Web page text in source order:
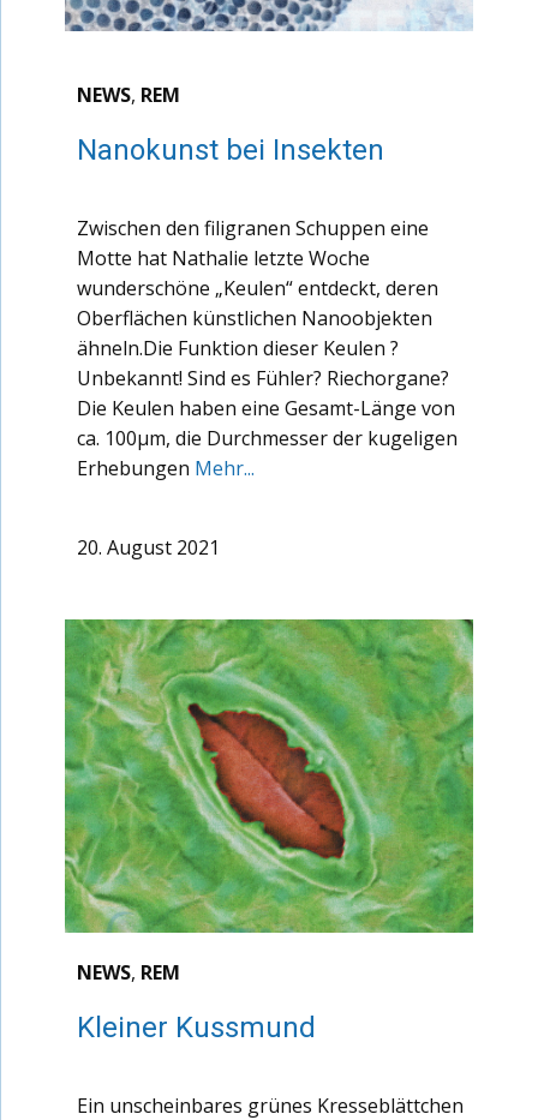
NEWS, REM
Nanokunst bei Insekten
Zwischen den filigranen Schuppen eine
Motte hat Nathalie letzte Woche
wunderschöne „Keulen“ entdeckt, deren
Oberflächen künstlichen Nanoobjekten
ähneln.Die Funktion dieser Keulen ?
Unbekannt! Sind es Fühler? Riechorgane?
Die Keulen haben eine Gesamt-Länge von
ca. 100µm, die Durchmesser der kugeligen
Erhebungen Mehr...
20. August 2021
NEWS, REM
Kleiner Kussmund
Ein unscheinbares grünes Kresseblättchen